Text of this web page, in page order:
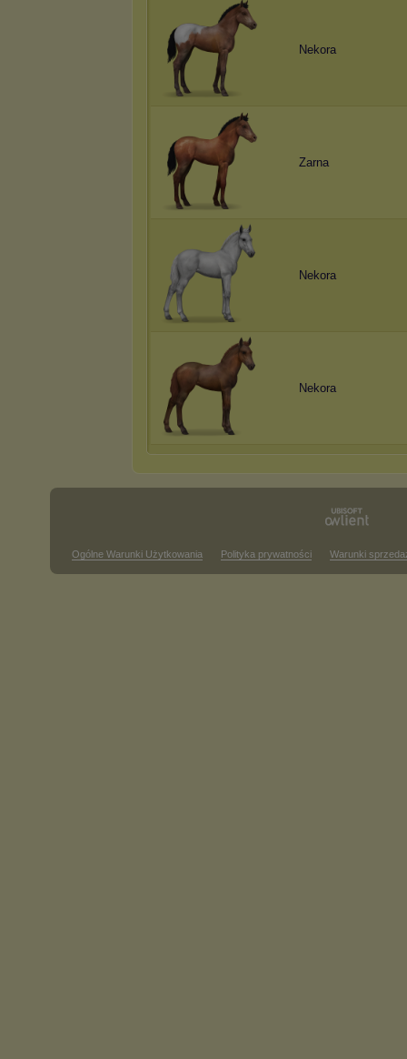
Nеkоrа
Zarna
Nеkоrа
Nеkоrа
Ogólne Warunki Użytkowania Polityka prywatności Warunki